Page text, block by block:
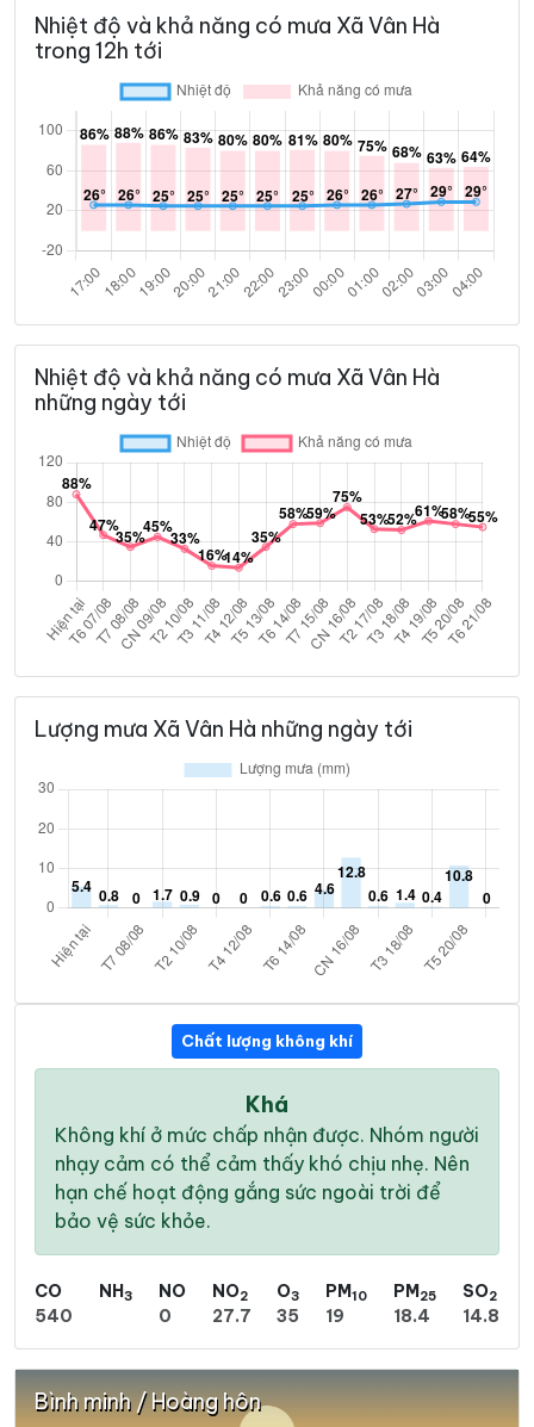
Nhiệt độ và khả năng có mưa Xã Vân Hà
trong 12h tới
Nhiệt độ và khả năng có mưa Xã Vân Hà
những ngày tới
Lượng mưa Xã Vân Hà những ngày tới
Chất lượng không khí
Khá
Không khí ở mức chấp nhận được. Nhóm người
nhạy cảm có thể cảm thấy khó chịu nhẹ. Nên
hạn chế hoạt động gắng sức ngoài trời để
bảo vệ sức khỏe.
CO
540
NH3
NO
0
NO2
27.7
O3
35
PM10
19
PM25
18.4
SO2
14.8
Bình minh / Hoàng hôn